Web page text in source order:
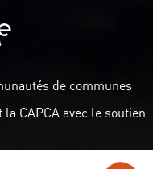
de communes
CAPCA avec le soutien